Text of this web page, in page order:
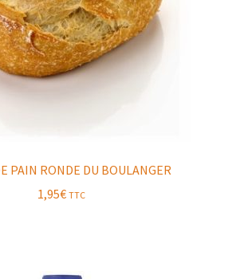
PAIN RONDE DU BOULANGER
1,95€ TTC